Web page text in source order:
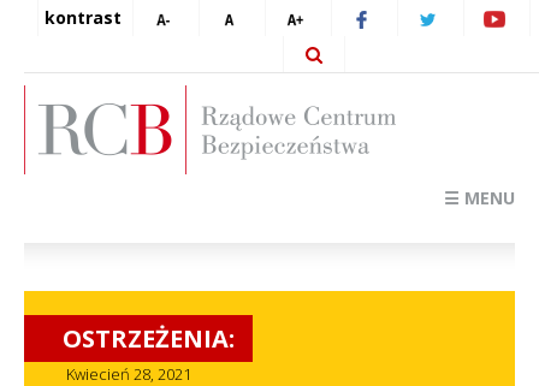
kontrast
☰ MENU
OSTRZEŻENIA:
Kwiecień 28, 2021